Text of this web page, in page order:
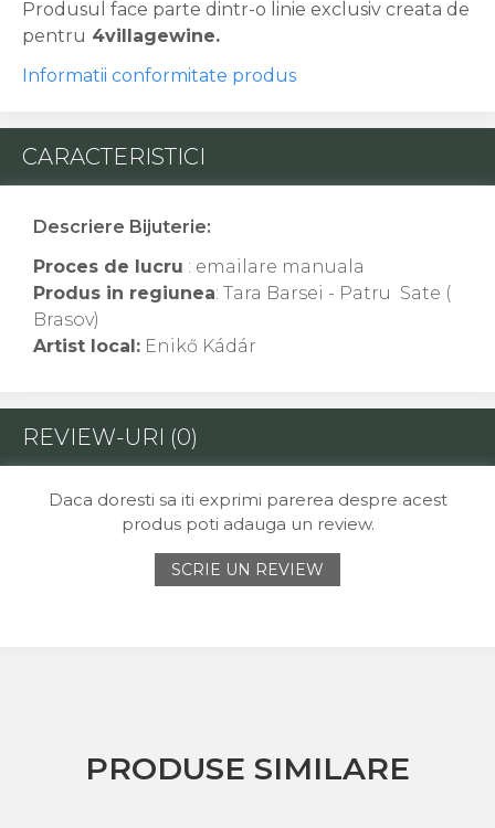
Produsul face parte dintr-o linie exclusiv creata de
pentru 4villagewine.
Informatii conformitate produs
CARACTERISTICI
Descriere Bijuterie:
Proces de lucru : emailare manuala
Produs in regiunea: Tara Barsei - Patru Sate (
Brasov)
Artist local: Enikő Kádár
REVIEW-URI (0)
Daca doresti sa iti exprimi parerea despre acest
produs poti adauga un review.
SCRIE UN REVIEW
PRODUSE SIMILARE